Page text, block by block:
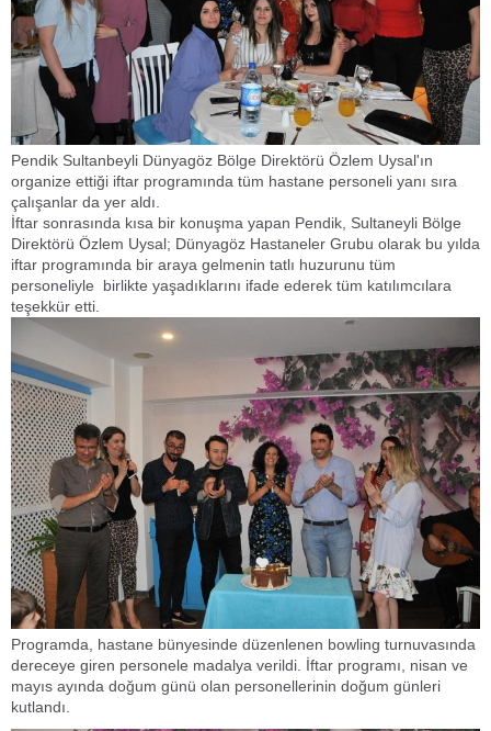
Pendik Sultanbeyli Dünyagöz Bölge Direktörü Özlem Uysal'ın
organize ettiği iftar programında tüm hastane personeli yanı sıra
çalışanlar da yer aldı.
İftar sonrasında kısa bir konuşma yapan Pendik, Sultaneyli Bölge
Direktörü Özlem Uysal; Dünyagöz Hastaneler Grubu olarak bu yılda
iftar programında bir araya gelmenin tatlı huzurunu tüm
personeliyle birlikte yaşadıklarını ifade ederek tüm katılımcılara
teşekkür etti.
Programda, hastane bünyesinde düzenlenen bowling turnuvasında
dereceye giren personele madalya verildi. İftar programı, nisan ve
mayıs ayında doğum günü olan personellerinin doğum günleri
kutlandı.